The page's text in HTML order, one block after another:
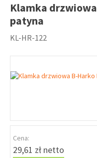
Klamka
patyna
KL-HR-122
Cena:
29,61 zł netto